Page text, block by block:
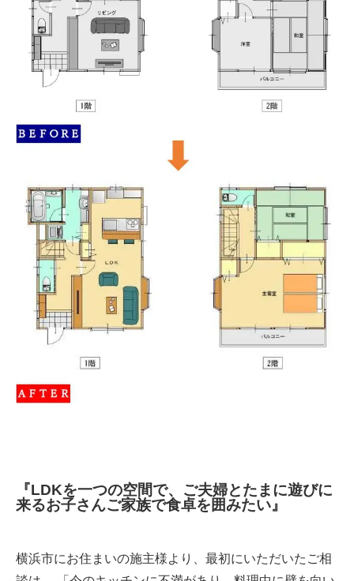
『LDKを一つの空間で、ご夫婦とたまに遊びに
来るお子さんご家族で食卓を囲みたい』
横浜市にお住まいの施主様より、最初にいただいたご相